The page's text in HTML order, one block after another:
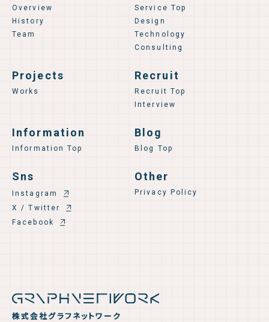
株式会社グラフネットワーク
Overview
History
Team
Service Top
Design
Technology
Consulting
Projects
Works
Recruit
Recruit Top
Interview
Information
Information Top
Blog
Blog Top
Sns
Instagram
X / Twitter
Facebook
Other
Privacy Policy